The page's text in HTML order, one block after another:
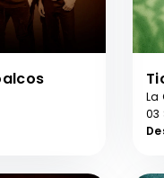
La
03